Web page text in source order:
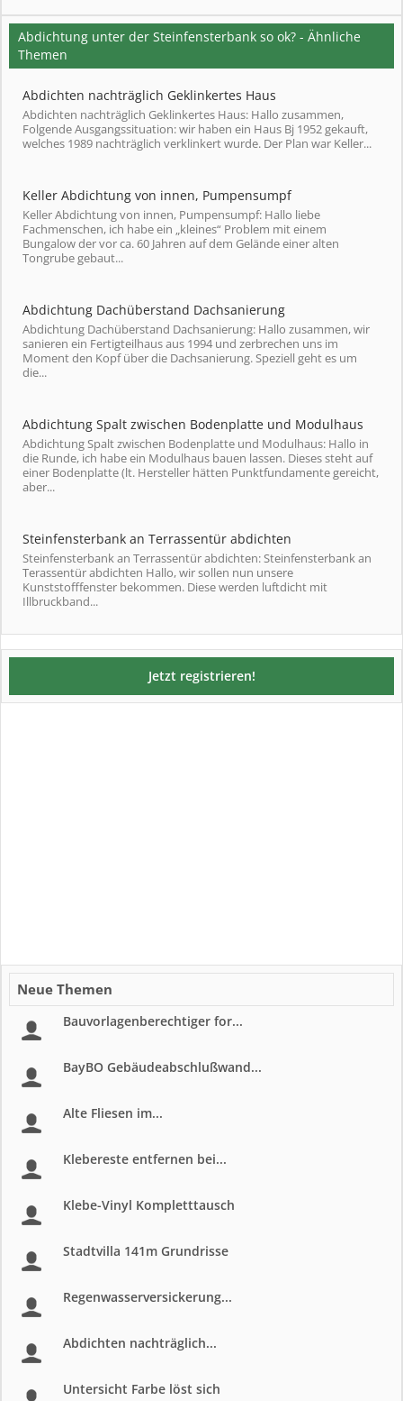
Abdichtung unter der Steinfensterbank so ok? - Ähnliche
Themen
Abdichten nachträglich Geklinkertes Haus
Abdichten nachträglich Geklinkertes Haus: Hallo zusammen,
Folgende Ausgangssituation: wir haben ein Haus Bj 1952 gekauft,
welches 1989 nachträglich verklinkert wurde. Der Plan war Keller...
Keller Abdichtung von innen, Pumpensumpf
Keller Abdichtung von innen, Pumpensumpf: Hallo liebe
Fachmenschen, ich habe ein „kleines“ Problem mit einem
Bungalow der vor ca. 60 Jahren auf dem Gelände einer alten
Tongrube gebaut...
Abdichtung Dachüberstand Dachsanierung
Abdichtung Dachüberstand Dachsanierung: Hallo zusammen, wir
sanieren ein Fertigteilhaus aus 1994 und zerbrechen uns im
Moment den Kopf über die Dachsanierung. Speziell geht es um
die...
Abdichtung Spalt zwischen Bodenplatte und Modulhaus
Abdichtung Spalt zwischen Bodenplatte und Modulhaus: Hallo in
die Runde, ich habe ein Modulhaus bauen lassen. Dieses steht auf
einer Bodenplatte (lt. Hersteller hätten Punktfundamente gereicht,
aber...
Steinfensterbank an Terrassentür abdichten
Steinfensterbank an Terrassentür abdichten: Steinfensterbank an
Terassentür abdichten Hallo, wir sollen nun unsere
Kunststofffenster bekommen. Diese werden luftdicht mit
Illbruckband...
Jetzt registrieren!
Neue Themen
Bauvorlagenberechtiger for...
BayBO Gebäudeabschlußwand...
Alte Fliesen im...
Klebereste entfernen bei...
Klebe-Vinyl Kompletttausch
Stadtvilla 141m Grundrisse
Regenwasserversickerung...
Abdichten nachträglich...
Untersicht Farbe löst sich